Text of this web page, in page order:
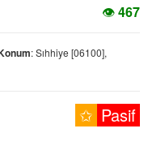
👁467
: Sıhhiye [06100],
Pasif
✩